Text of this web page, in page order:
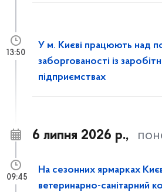
У м. Києві працюють над
заборгованості із
підприємствах
13:50
6 липня 2026 р.,
На сезонних ярмарках
ветеринарно-санітарний
09:45